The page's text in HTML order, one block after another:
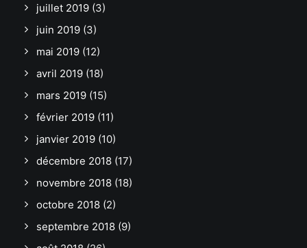
juillet 2019 (3)
juin 2019 (3)
mai 2019 (12)
avril 2019 (18)
mars 2019 (15)
février 2019 (11)
janvier 2019 (10)
décembre 2018 (17)
novembre 2018 (18)
octobre 2018 (2)
septembre 2018 (9)